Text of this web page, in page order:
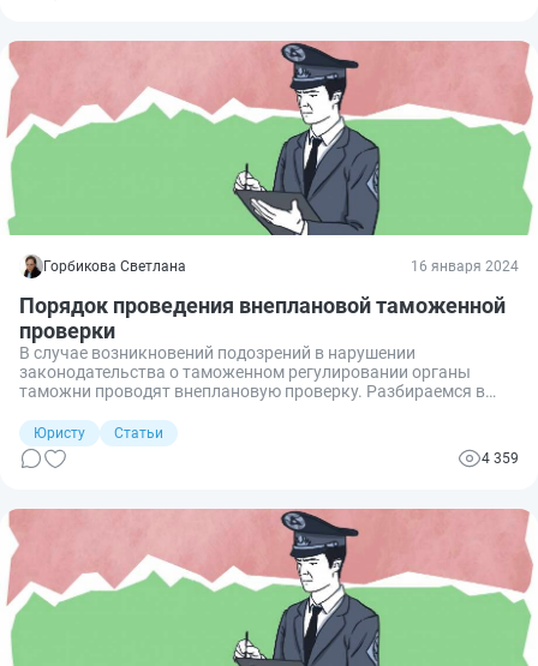
Горбикова Светлана 16 января 2024
Порядок проведения внеплановой таможенной
проверки
В случае возникновений подозрений в нарушении
законодательства о таможенном регулировании органы
таможни проводят внеплановую проверку. Разбираемся в
Юристу
Статьи
4 359